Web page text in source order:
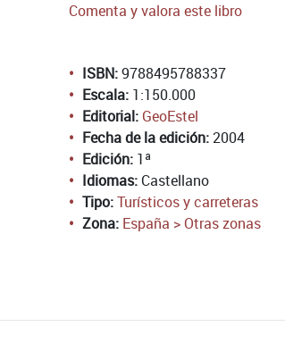
Comenta y valora este libro
ISBN:9788495788337
Escala: 1:150.000
Editorial: GeoEstel
Fecha de la edición:2004
Edición: 1ª
Idiomas: Castellano
Tipo:Turísticos y carreteras
Zona: España > Otras zonas